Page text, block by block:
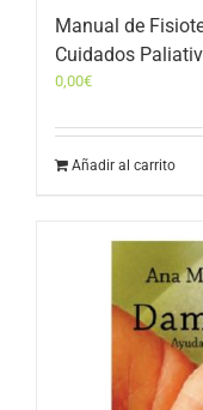
Manual de
Cuidados
0,00€
Añadir al carrito